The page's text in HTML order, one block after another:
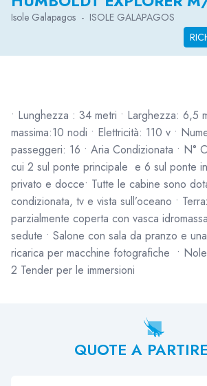
Isole Galapagos - ISOLE GALAPAGOS
• Lunghezza : 34 metri • Larghezza: 6,5
massima:10 nodi • Elettricità: 110 v •
passeggeri: 16 • Aria Condizionata • N°
cui 2 sul ponte principale e 6 sul ponte
privato e docce• Tutte le cabine sono
condizionata, tv e vista sull’oceano •
parzialmente coperta con vasca
sedute • Salone con sala da pranzo e
ricarica per macchine fotografiche •
2 Tender per le immersioni
QUOTE A